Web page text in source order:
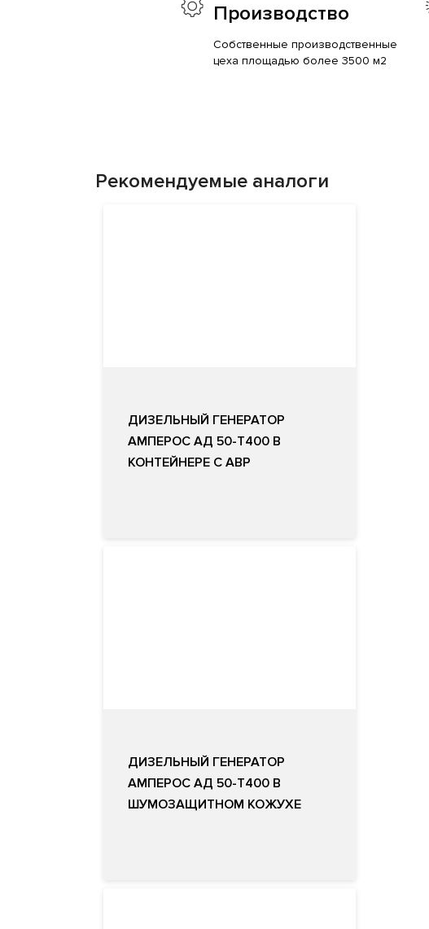
Производство
Собственные производственные
цеха площадью более 3500 м2
Рекомендуемые аналоги
ДИЗЕЛЬНЫЙ ГЕНЕРАТОР
АМПЕРОС АД 50-Т400 В
КОНТЕЙНЕРЕ С АВР
ДИЗЕЛЬНЫЙ ГЕНЕРАТОР
АМПЕРОС АД 50-Т400 В
ШУМОЗАЩИТНОМ КОЖУХЕ